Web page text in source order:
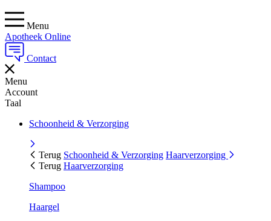
Menu
Apotheek Online
Contact
Menu
Account
Taal
Schoonheid & Verzorging
Terug Schoonheid & Verzorging Haarverzorging
Terug Haarverzorging
Shampoo
Haargel